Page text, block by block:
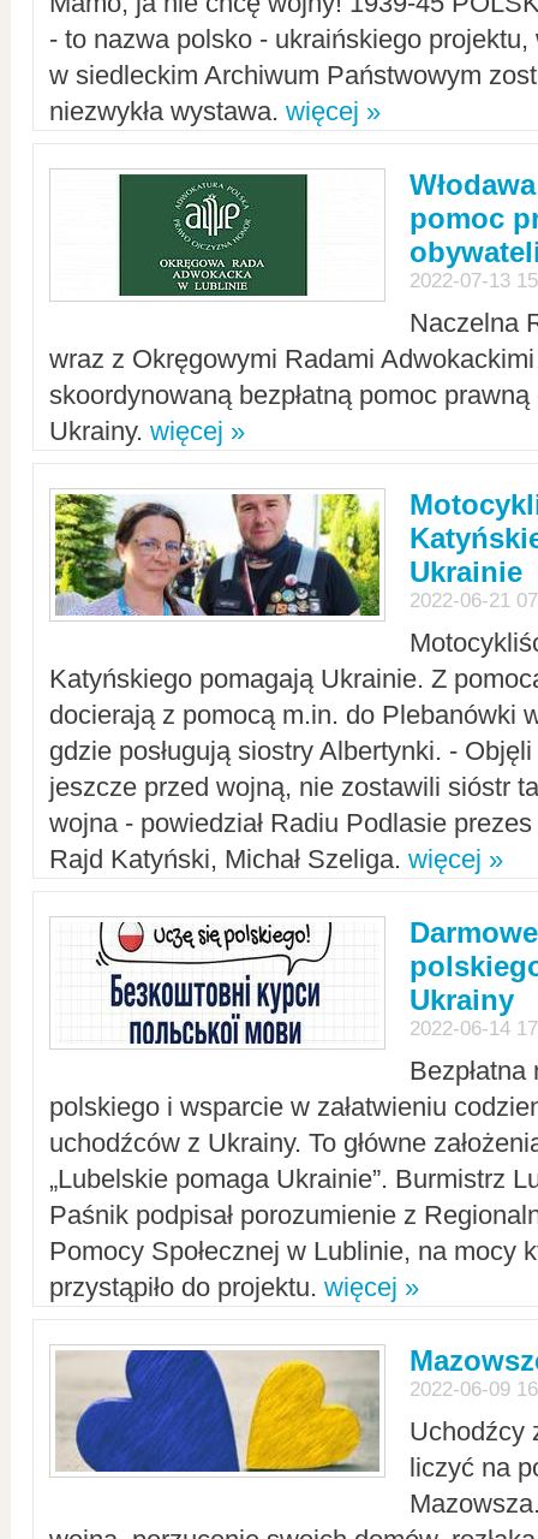
- to nazwa polsko - ukraińskiego
w siedleckim Archiwum Państwowym
niezwykła wystawa. więcej »
pomoc
2022-07-13
Naczelna
wraz z Okręgowymi Radami Adwokackimi
skoordynowaną bezpłatną pomoc
Ukrainy. więcej »
Ukrainie
2022-06-21
Katyńskiego pomagają Ukrainie. Z
docierają z pomocą m.in. do Plebanówki
gdzie posługują siostry Albertynki. -
jeszcze przed wojną, nie zostawili sióstr
wojna - powiedział Radiu Podlasie
Rajd Katyński, Michał Szeliga. więcej »
Ukrainy
2022-06-14
polskiego i wsparcie w załatwieniu
uchodźców z Ukrainy. To główne
„Lubelskie pomaga Ukrainie”. Burmistrz
Paśnik podpisał porozumienie z
Pomocy Społecznej w Lublinie, na mocy
przystąpiło do projektu. więcej »
2022-06-09
Uchodźcy
liczyć na